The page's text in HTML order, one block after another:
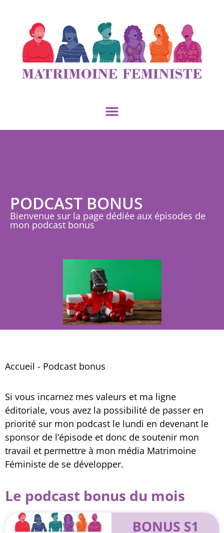
PODCAST BONUS
Bienvenue sur la page dédiée aux épisodes de
mon podcast bonus
Accueil - Podcast bonus
Si vous incarnez mes valeurs et ma ligne
éditoriale, vous avez la possibilité de passer en
priorité sur mon podcast le lundi en devenant le
sponsor de l’épisode et donc de soutenir mon
travail et permettre à mon média Matrimoine
Féministe de se développer.
Le podcast bonus du mois